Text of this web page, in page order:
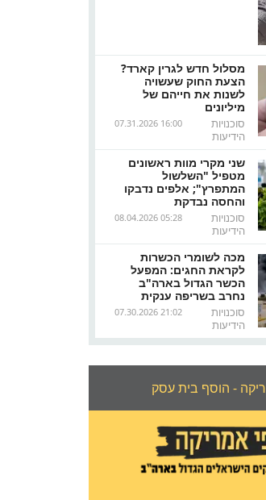
מסלול חדש לגרין קארד?
הצעת החוק שעשויה
לשנות את חייהם של
מיליונים
07.31.2026 16:00
סוכנויות
הידיעות
שני מקרי מוות ראשונים
מטפיל "השלשול
המתפרץ"; אלפים נדבקו
והחסה נבדקת
08.04.2026 05:28
סוכנויות
הידיעות
מכה לשומרי הכשרות
לקראת החגים: המפעל
הכשר הגדול בארה"ב
נחרב בשריפה ענקית
07.30.2026 21:02
סוכנויות
הידיעות